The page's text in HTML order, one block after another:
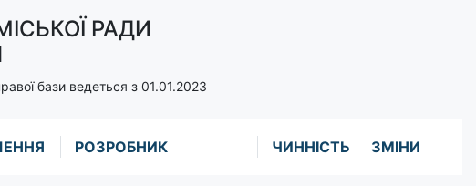
РАДИ
бази ведеться з 01.01.2023
РОЗРОБНИК ЧИННІСТЬ ЗМІНИ